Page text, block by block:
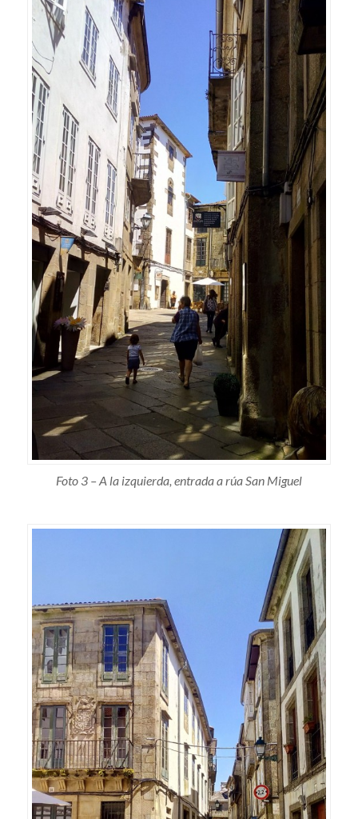
Foto 3 – A la izquierda, entrada a rúa San Miguel